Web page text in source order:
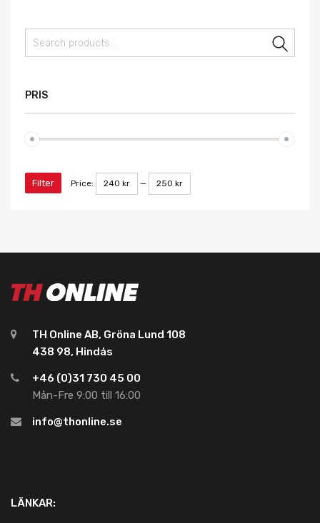
PRIS
Filter Price: 240 kr — 250 kr
TH Online AB, Gröna Lund 108
438 98, Hindås
+46 (0)31 730 45 00
Mån-Fre 9:00 till 16:00
info@thonline.se
LÄNKAR: